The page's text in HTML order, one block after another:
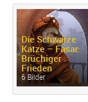
Die Schwarze
Katze – Fasar:
Brüchiger
Frieden
6 Bilder